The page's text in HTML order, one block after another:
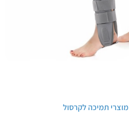
מוצרי תמיכה לקרסול